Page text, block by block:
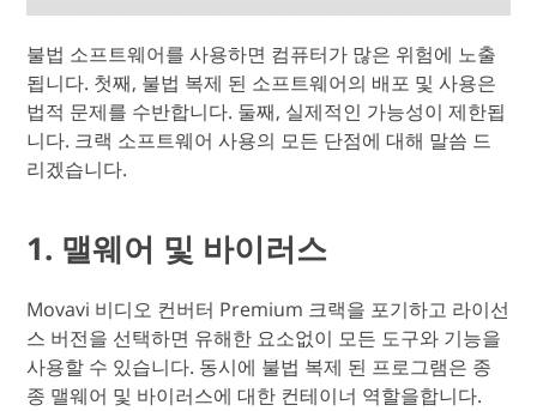
불법 소프트웨어를 사용하면 컴퓨터가 많은 위험에 노출
됩니다. 첫째, 불법 복제 된 소프트웨어의 배포 및 사용은
법적 문제를 수반합니다. 둘째, 실제적인 가능성이 제한됩
니다. 크랙 소프트웨어 사용의 모든 단점에 대해 말씀 드
리겠습니다.
1. 맬웨어 및 바이러스
Movavi 비디오 컨버터 Premium 크랙을 포기하고 라이선
스 버전을 선택하면 유해한 요소없이 모든 도구와 기능을
사용할 수 있습니다. 동시에 불법 복제 된 프로그램은 종
종 맬웨어 및 바이러스에 대한 컨테이너 역할을합니다.